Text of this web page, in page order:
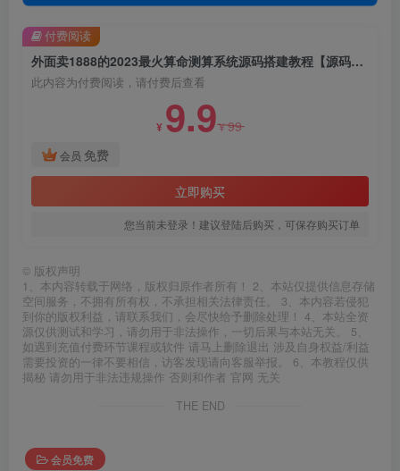
外面卖1888的2023最火算命测算系统源码搭建教程【源码+教程】
此内容为付费阅读，请付费后查看
¥ 9.9¥99
会员 免费
立即购买
您当前未登录！建议登陆后购买，可保存购买订单
付费阅读
© 版权声明
1、本内容转载于网络，版权归原作者所有！ 2、本站仅提供信息存储
空间服务，不拥有所有权，不承担相关法律责任。 3、本内容若侵犯
到你的版权利益，请联系我们，会尽快给予删除处理！ 4、本站全资
源仅供测试和学习，请勿用于非法操作，一切后果与本站无关。 5、
如遇到充值付费环节课程或软件 请马上删除退出 涉及自身权益/利益
需要投资的一律不要相信，访客发现请向客服举报。 6、本教程仅供
揭秘 请勿用于非法违规操作 否则和作者 官网 无关
THE END
会员免费